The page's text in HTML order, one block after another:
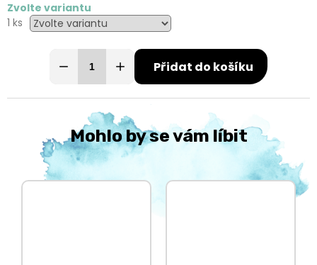
Zvolte variantu
1 ks
Přidat do košíku
Mohlo by se vám líbit